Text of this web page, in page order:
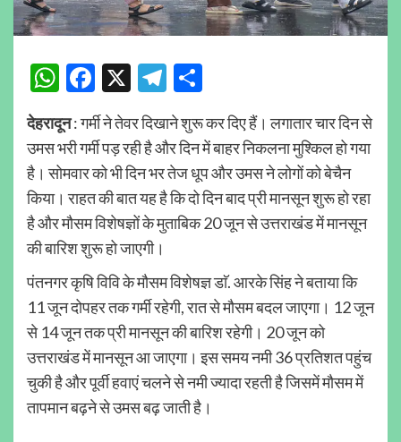
WhatsApp
Facebook
X Telegram
देहरादून: गर्मी ने तेवर दिखाने शुरू कर दिए हैं। लगातार चार दिन से
उमस भरी गर्मी पड़ रही है और दिन में बाहर निकलना मुश्किल हो गया
है। सोमवार को भी दिन भर तेज धूप और उमस ने लोगों को बेचैन
किया। राहत की बात यह है कि दो दिन बाद प्री मानसून शुरू हो रहा
है और मौसम विशेषज्ञों के मुताबिक 20 जून से उत्तराखंड में मानसून
की बारिश शुरू हो जाएगी।
पंतनगर कृषि विवि के मौसम विशेषज्ञ डाॅ. आरके सिंह ने बताया कि
11 जून दोपहर तक गर्मी रहेगी, रात से मौसम बदल जाएगा। 12 जून
से 14 जून तक प्री मानसून की बारिश रहेगी। 20 जून को
उत्तराखंड में मानसून आ जाएगा। इस समय नमी 36 प्रतिशत पहुंच
चुकी है और पूर्वी हवाएं चलने से नमी ज्यादा रहती है जिसमें मौसम में
तापमान बढ़ने से उमस बढ़ जाती है।